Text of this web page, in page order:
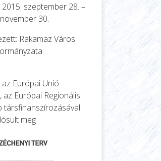
2015. szeptember 28. –
30.
Rakamaz Város
Európai Unió
az Európai Regionális
társfinanszírozásával
meg